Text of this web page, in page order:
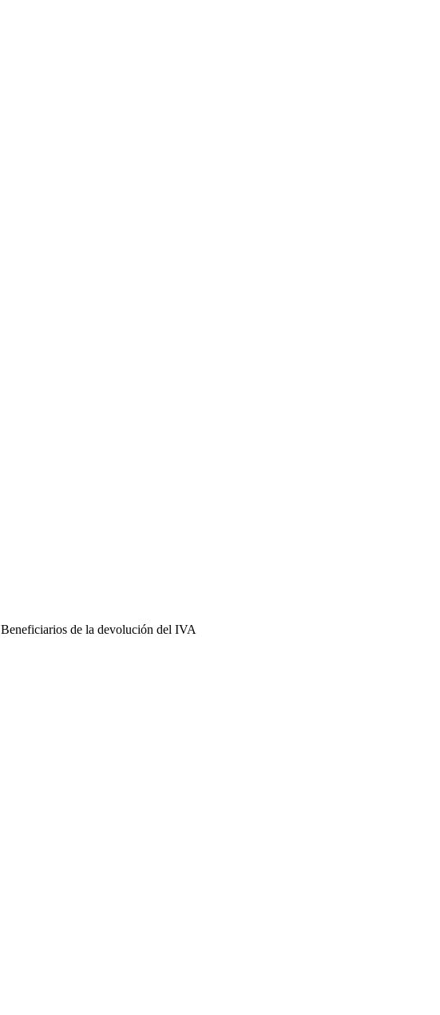
Beneficiarios de la devolución del IVA